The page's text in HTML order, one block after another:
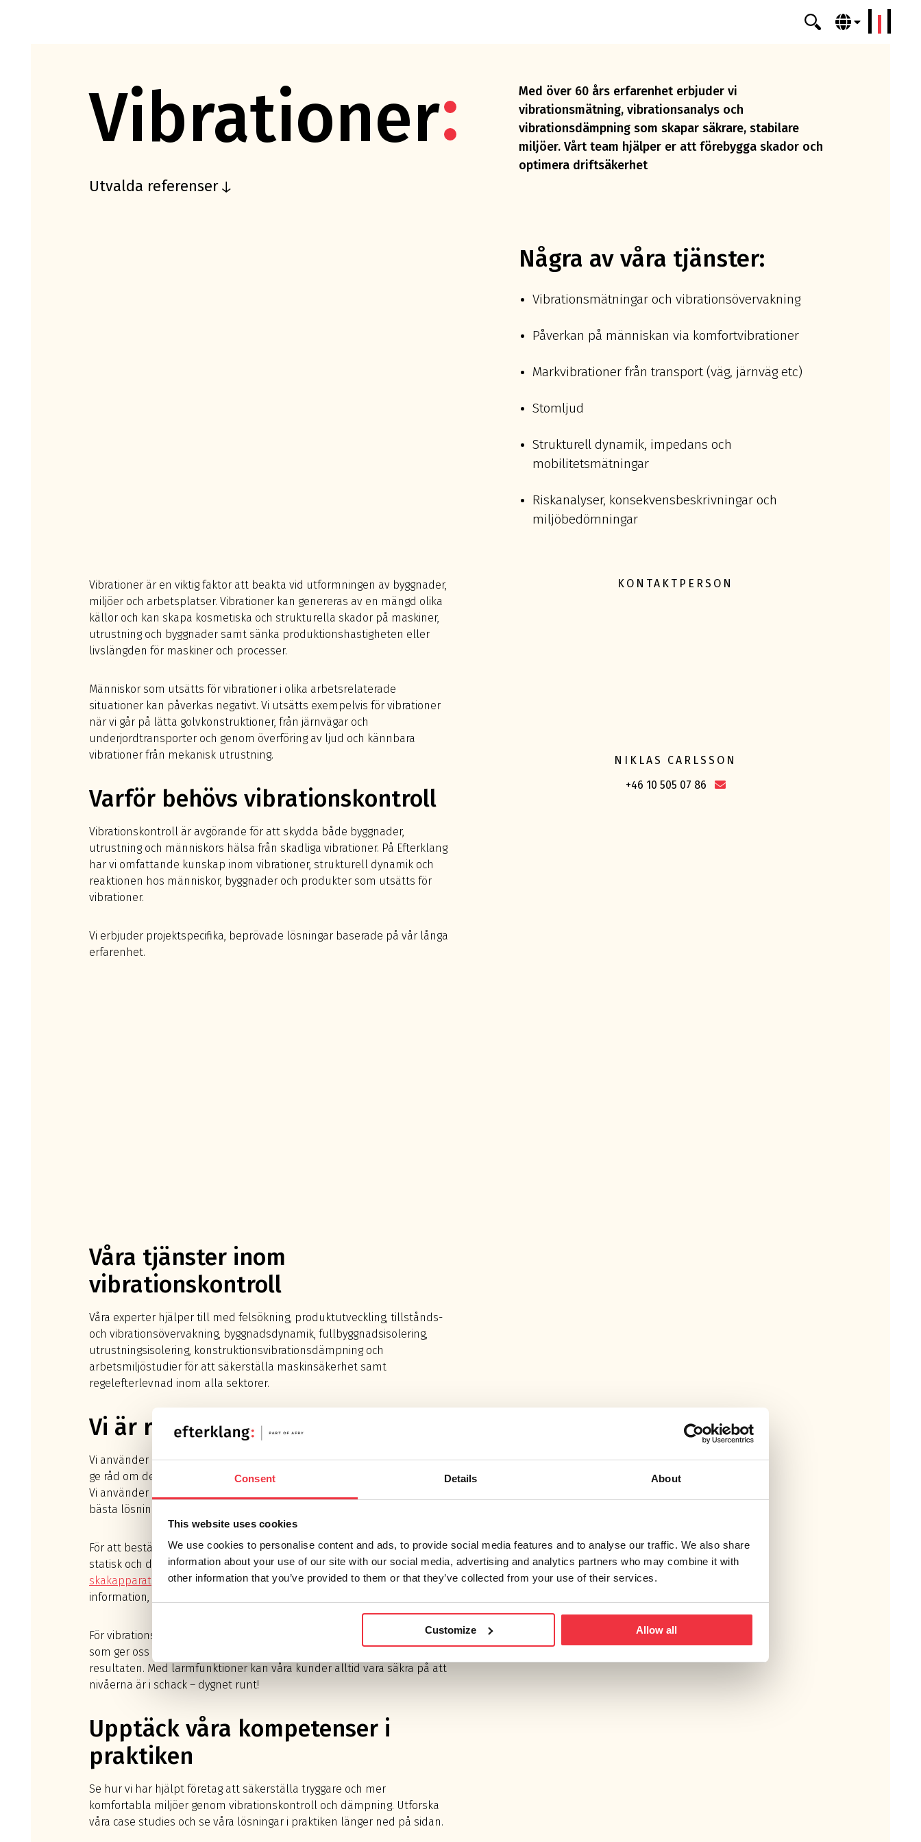
Consent Details About
This website uses cookies
We use cookies to personalise content and ads, to provide social media features and to analyse our traffic. We also share
information about your use of our site with our social media, advertising and analytics partners who may combine it with
other information that you’ve provided to them or that they’ve collected from your use of their services.
Customize Allow all
Vibrationer
Utvalda referenser
Med över 60 års erfarenhet erbjuder vi
vibrationsmätning, vibrationsanalys och
vibrationsdämpning som skapar säkrare, stabilare
miljöer. Vårt team hjälper er att förebygga skador och
optimera driftsäkerhet
Några av våra tjänster:
Vibrationsmätningar och vibrationsövervakning
Påverkan på människan via komfortvibrationer
Markvibrationer från transport (väg, järnväg etc)
Stomljud
Strukturell dynamik, impedans och
mobilitetsmätningar
Riskanalyser, konsekvensbeskrivningar och
miljöbedömningar
Vibrationer är en viktig faktor att beakta vid utformningen av byggnader,
miljöer och arbetsplatser. Vibrationer kan genereras av en mängd olika
källor och kan skapa kosmetiska och strukturella skador på maskiner,
utrustning och byggnader samt sänka produktionshastigheten eller
livslängden för maskiner och processer.
Människor som utsätts för vibrationer i olika arbetsrelaterade
situationer kan påverkas negativt. Vi utsätts exempelvis för vibrationer
när vi går på lätta golvkonstruktioner, från järnvägar och
underjordtransporter och genom överföring av ljud och kännbara
vibrationer från mekanisk utrustning.
Varför behövs vibrationskontroll
Vibrationskontroll är avgörande för att skydda både byggnader,
utrustning och människors hälsa från skadliga vibrationer. På Efterklang
har vi omfattande kunskap inom vibrationer, strukturell dynamik och
reaktionen hos människor, byggnader och produkter som utsätts för
vibrationer.
Vi erbjuder projektspecifika, beprövade lösningar baserade på vår långa
erfarenhet.
Våra tjänster inom
vibrationskontroll
Våra experter hjälper till med felsökning, produktutveckling, tillstånds-
och vibrationsövervakning, byggnadsdynamik, fullbyggnadsisolering,
utrustningsisolering, konstruktionsvibrationsdämpning och
arbetsmiljöstudier för att säkerställa maskinsäkerhet samt
regelefterlevnad inom alla sektorer.
Vi är rustade
Vi använder ofta skräddarsydda övervaknings- och utredningar för att
ge råd om de bästa och mest kostnadseffektiva dämpningslösningarna.
Vi använder den senaste utrustningen och metoderna för att hitta de
bästa lösningarna för varje problem eller uppgift.
För att bestämma kapacitet hos olika komponenter avseende både
statisk och dynamisk styvhet har vi tillgång till enhydraulisk
skakapparat som uppfyller kraven enligt ISO 10846-2:1997. För mer
information, vänligen kontakta oss.
För vibrationsövervakningsuppdrag använder vi den senaste hårdvaran
som ger oss och våra kunder en fullständig molnbaserad tillgång till
resultaten. Med larmfunktioner kan våra kunder alltid vara säkra på att
nivåerna är i schack – dygnet runt!
Upptäck våra kompetenser i
praktiken
Se hur vi har hjälpt företag att säkerställa tryggare och mer
komfortabla miljöer genom vibrationskontroll och dämpning. Utforska
våra case studies och se våra lösningar i praktiken länger ned på sidan.
KONTAKTPERSON
NIKLAS CARLSSON
+46 10 505 07 86